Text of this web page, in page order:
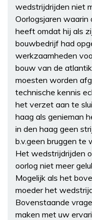
wedstrijdrijden niet
Oorlogsjaren waarin
heeft omdat hij als
bouwbedrijf had
werkzaamheden
bouw van de
moesten worden
technische kennis
het verzet aan te
haag als genieman
in den haag geen
b.v.geen bruggen te
Het wedstrijdrijden
oorlog niet meer
Mogelijk als het
moeder het
Bovenstaande
maken met uw